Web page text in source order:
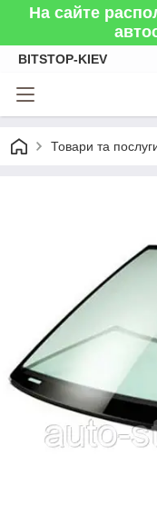
На сайте
BITSTOP-KIEV
Товари та